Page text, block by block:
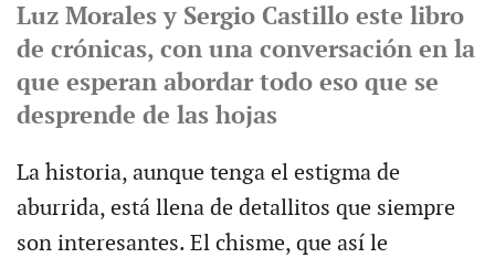
Luz Morales y Sergio Castillo este libro
de crónicas, con una conversación en la
que esperan abordar todo eso que se
desprende de las hojas
La historia, aunque tenga el estigma de
aburrida, está llena de detallitos que siempre
son interesantes. El chisme, que así le